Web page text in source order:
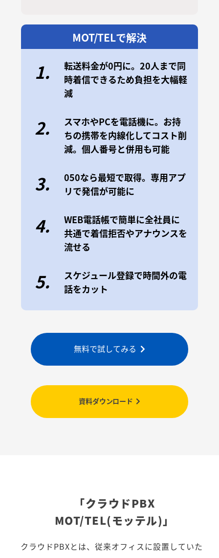
MOT/TELで解決
1.
転送料金が0円に。20人まで同
時着信できるため負担を大幅軽
減
2.
スマホやPCを電話機に。お持
ちの携帯を内線化してコスト削
減。個人番号と併用も可能
3.
050なら最短で取得。専用アプ
リで発信が可能に
4.
WEB電話帳で簡単に全社員に
共通で着信拒否やアナウンスを
流せる
5.
スケジュール登録で時間外の電
話をカット
無料で試してみる
資料ダウンロード
「クラウドPBX
MOT/TEL(モッテル)」
クラウドPBXとは、従来オフィスに設置していた